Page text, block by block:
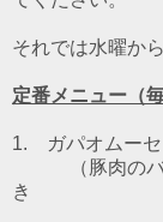
それでは水曜か
定番メニュー（
1. ガパオムーセ
（豚肉の
き